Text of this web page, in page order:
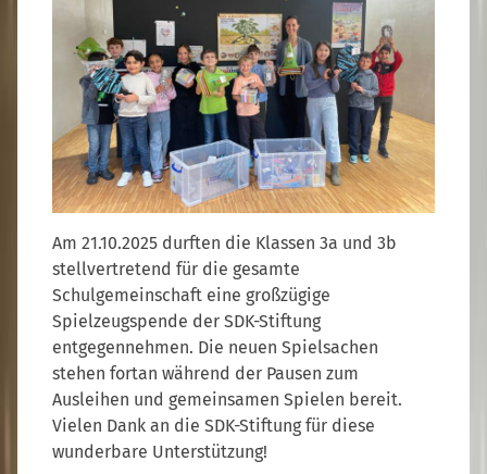
Am 21.10.2025 durften die Klassen 3a und 3b
stellvertretend für die gesamte
Schulgemeinschaft eine großzügige
Spielzeugspende der SDK-Stiftung
entgegennehmen. Die neuen Spielsachen
stehen fortan während der Pausen zum
Ausleihen und gemeinsamen Spielen bereit.
Vielen Dank an die SDK-Stiftung für diese
wunderbare Unterstützung!